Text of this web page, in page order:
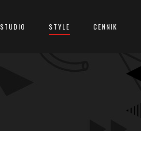
STUDIO STYLE CENNIK